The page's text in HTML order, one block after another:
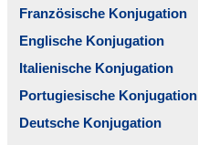
Französische Konjugation
Englische Konjugation
Italienische Konjugation
Portugiesische Konjugation
Deutsche Konjugation